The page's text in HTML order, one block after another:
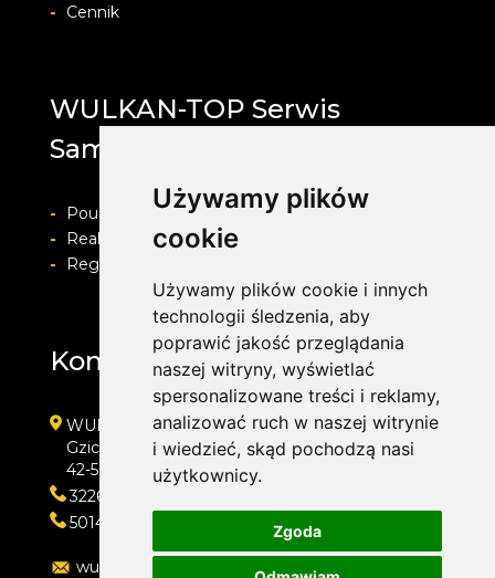
Używamy plików
cookie
Używamy plików cookie i innych
technologii śledzenia, aby
poprawić jakość przeglądania
naszej witryny, wyświetlać
spersonalizowane treści i reklamy,
analizować ruch w naszej witrynie
i wiedzieć, skąd pochodzą nasi
użytkownicy.
Zgoda
-
Cennik
WULKAN-TOP Serwis
Samochodowy
-
Pouczenie o prawie do odstapienia od umowy
-
Realizacja zamówienia i formy płatności
-
Regulamin i Polityka prywatności
Kontakt
WULKAN-TOP Serwis Samochodowy
Gzichowska 108
42-504 Będzin
322692033
501410313
wulkan-top@wp.pl